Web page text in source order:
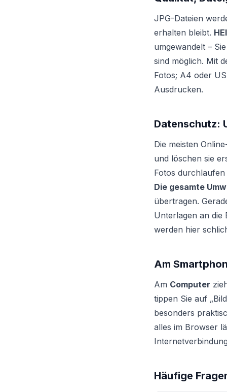
JPG-Dateien
erhalten bleibt.
umgewandelt –
sind möglich. Mit
Fotos; A4 oder
Ausdrucken.
Datenschutz:
Die meisten
und löschen sie
Fotos
Die gesamte
übertragen.
Unterlagen an
werden hier
Am
Am Computer
tippen Sie auf
besonders
alles im Browser
Häufige